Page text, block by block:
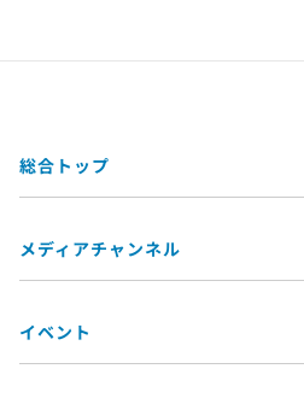
総合トップ
メディアチャンネル
イベント